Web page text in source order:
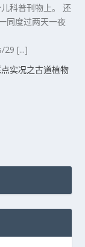
科普刊物上。 还
同度过两天一夜
29 [...]
实况之古道植物